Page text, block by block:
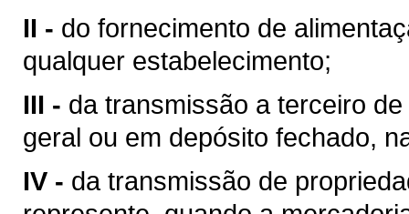
II - do fornecimento de
qualquer estabelecimento;
III - da transmissão a terceiro
geral ou em depósito fechado,
IV - da transmissão de